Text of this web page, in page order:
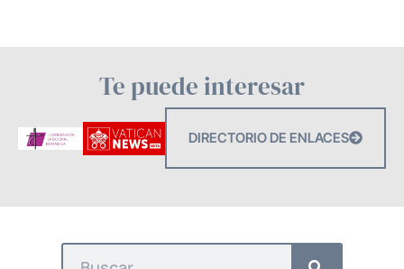
Te puede interesar
DIRECTORIO DE ENLACES